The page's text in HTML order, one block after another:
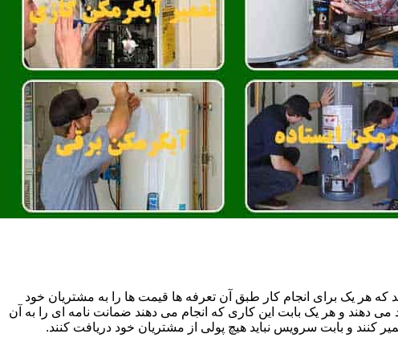
هر یک برای انجام کار طبق آن تعرفه ها قیمت ها را به مشتریان خود
می دهند و هر یک بابت این کاری که انجام می دهند ضمانت نامه ای را به آن
و بابت سرویس نباید هیچ پولی از مشتریان خود دریافت کنند.